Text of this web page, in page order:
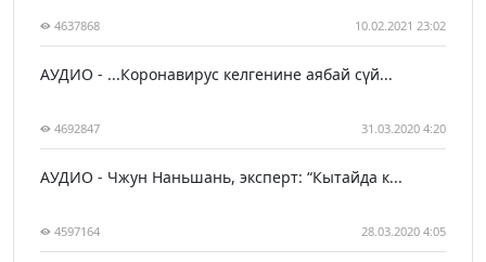
4637868 10.02.2021 23:02
АУДИО - ...Коронавирус келгенине аябай сүй...
4692847 31.03.2020 4:20
АУДИО - Чжун Наньшань, эксперт: “Кытайда к...
4597164 28.03.2020 4:05